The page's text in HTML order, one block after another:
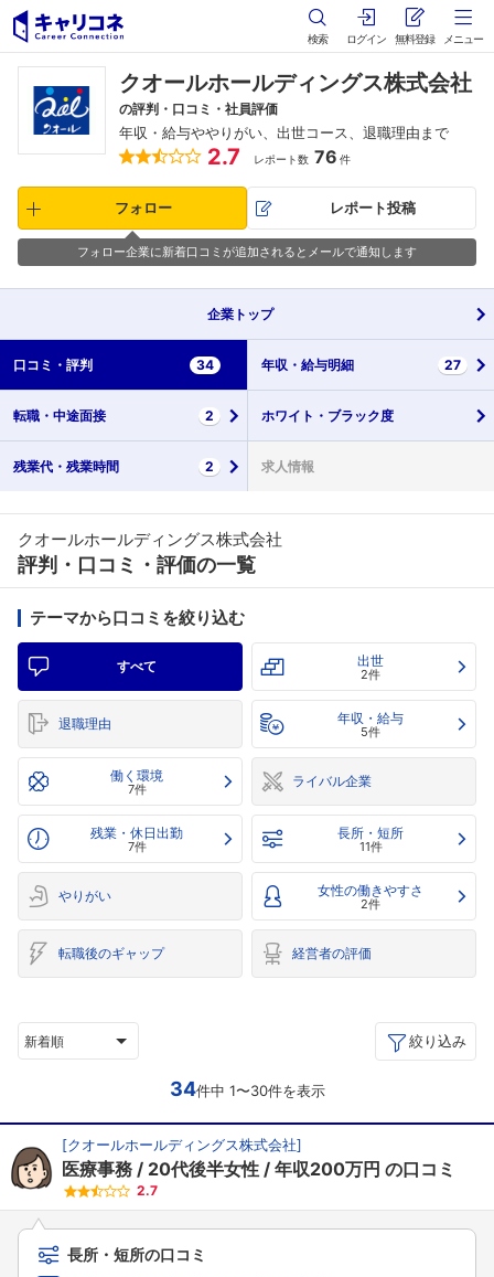
検索 ログイン 無料登録 メニュー
クオールホールディングス株式会社
の評判・口コミ・社員評価
年収・給与ややりがい、出世コース、退職理由まで
2.7 レポート数 76 件
フォロー レポート投稿
フォロー企業に新着口コミが追加されるとメールで通知します
企業 トップ
口コミ・ 評判 34 年収・ 給与明細 27
転職・ 中途面接 2 ホワイト・ ブラック度
残業代・ 残業時間 2 求人情報
クオールホールディングス株式会社
評判・口コミ・評価の一覧
テーマから口コミを絞り込む
すべて 出世
2件
退職理由 年収・給与
5件
働く環境
7件 ライバル企業
残業・休日出勤
7件
長所・短所
11件
やりがい 女性の働きやすさ
2件
転職後のギャップ 経営者の評価
新着順 絞り込み
34件中 1〜30件を表示
[クオールホールディングス株式会社]
医療事務 20代後半女性 年収200万円 の口コミ
2.7
長所・短所の口コミ